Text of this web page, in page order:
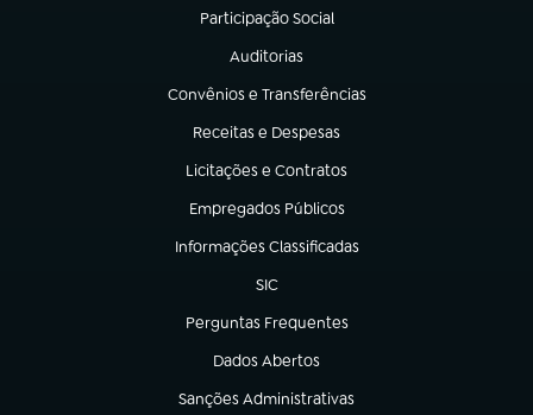
Participação Social
(abre em nova aba)
Auditorias
(abre em nova aba)
Convênios e Transferências
(abre em nova aba)
Receitas e Despesas
(abre em nova aba)
Licitações e Contratos
(abre em nova aba)
Empregados Públicos
(abre em nova aba)
Informações Classificadas
(abre em nova aba)
SIC
(abre em nova aba)
Perguntas Frequentes
(abre em nova aba)
Dados Abertos
(abre em nova aba)
Sanções Administrativas
(abre em nova aba)